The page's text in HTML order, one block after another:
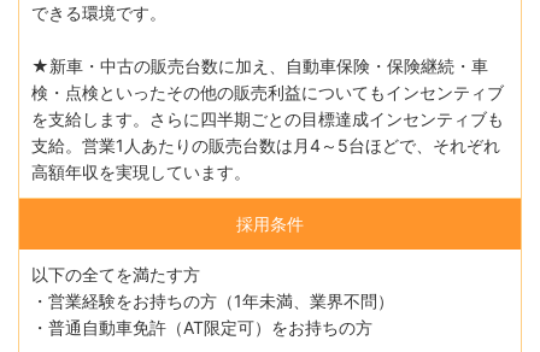
できる環境です。
★新車・中古の販売台数に加え、自動車保険・保険継続・車
検・点検といったその他の販売利益についてもインセンティブ
を支給します。さらに四半期ごとの目標達成インセンティブも
支給。営業1人あたりの販売台数は月4～5台ほどで、それぞれ
高額年収を実現しています。
採用条件
以下の全てを満たす方
・営業経験をお持ちの方（1年未満、業界不問）
・普通自動車免許（AT限定可）をお持ちの方